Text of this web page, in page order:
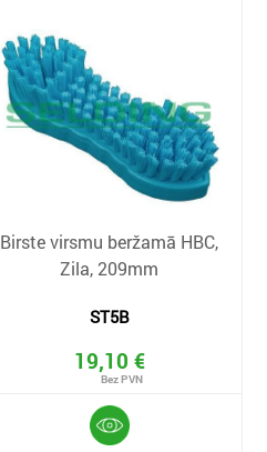
Birste virsmu beržamā HBC,
Zila, 209mm
ST5B
19,10 €